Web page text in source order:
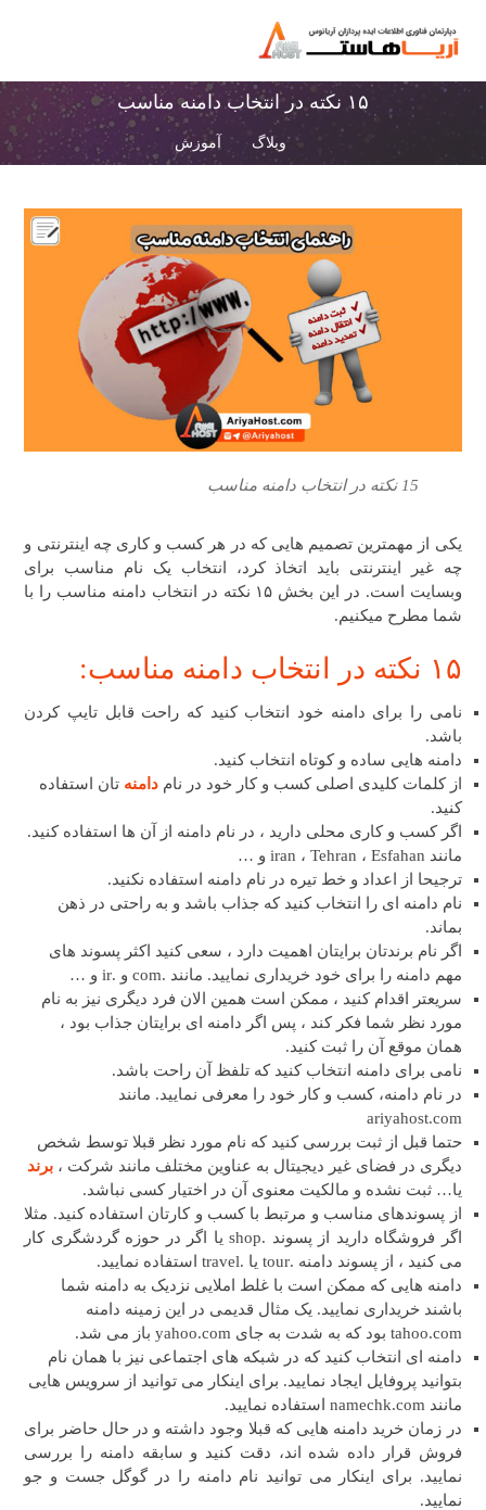
۱۵ نکته در انتخاب دامنه مناسب
وبلاگ آموزش
15 نکته در انتخاب دامنه مناسب
یکی از مهمترین تصمیم هایی که در هر کسب و کاری چه اینترنتی و
چه غیر اینترنتی باید اتخاذ کرد، انتخاب یک نام مناسب برای
وبسایت است. در این بخش ۱۵ نکته در انتخاب دامنه مناسب را با
شما مطرح میکنیم.
۱۵ نکته در انتخاب دامنه مناسب:
نامی را برای دامنه خود انتخاب کنید که راحت قابل تایپ کردن
باشد.
دامنه هایی ساده و کوتاه انتخاب کنید.
از کلمات کلیدی اصلی کسب و کار خود در نامدامنه تان استفاده
کنید.
اگر کسب و کاری محلی دارید ، در نام دامنه از آن ها استفاده کنید.
مانند iran ، Tehran ، Esfahan و …
ترجیحا از اعداد و خط تیره در نام دامنه استفاده نکنید.
نام دامنه ای را انتخاب کنید که جذاب باشد و به راحتی در ذهن
بماند.
اگر نام برندتان برایتان اهمیت دارد ، سعی کنید اکثر پسوند های
مهم دامنه را برای خود خریداری نمایید. مانند .com و .ir و …
سریعتر اقدام کنید ، ممکن است همین الان فرد دیگری نیز به نام
مورد نظر شما فکر کند ، پس اگر دامنه ای برایتان جذاب بود ،
همان موقع آن را ثبت کنید.
نامی برای دامنه انتخاب کنید که تلفظ آن راحت باشد.
در نام دامنه، کسب و کار خود را معرفی نمایید. مانند
ariyahost.com
حتما قبل از ثبت بررسی کنید که نام مورد نظر قبلا توسط شخص
دیگری در فضای غیر دیجیتال به عناوین مختلف مانند شرکت ،برند
یا… ثبت نشده و مالکیت معنوی آن در اختیار کسی نباشد.
از پسوندهای مناسب و مرتبط با کسب و کارتان استفاده کنید. مثلا
اگر فروشگاه دارید از پسوند .shop یا اگر در حوزه گردشگری کار
می کنید ، از پسوند دامنه .tour یا .travel استفاده نمایید.
دامنه هایی که ممکن است با غلط املایی نزدیک به دامنه شما
باشند خریداری نمایید. یک مثال قدیمی در این زمینه دامنه
tahoo.com بود که به شدت به جای yahoo.com باز می شد.
دامنه ای انتخاب کنید که در شبکه های اجتماعی نیز با همان نام
بتوانید پروفایل ایجاد نمایید. برای اینکار می توانید از سرویس هایی
مانند namechk.com استفاده نمایید.
در زمان خرید دامنه هایی که قبلا وجود داشته و در حال حاضر برای
فروش قرار داده شده اند، دقت کنید و سابقه دامنه را بررسی
نمایید. برای اینکار می توانید نام دامنه را در گوگل جست و جو
نمایید.